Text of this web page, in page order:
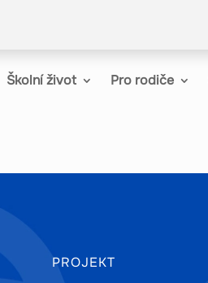
Školní život Pro rodiče
PROJEKT